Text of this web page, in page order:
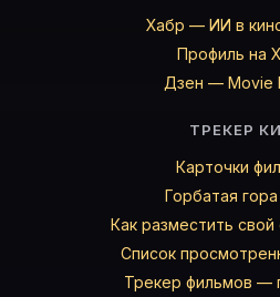
Хабр — ИИ в
Профиль на
Дзен — Movie
ТРЕКЕР
Карточки
Горбатая
Как разместить
Список
Трекер фильмов —